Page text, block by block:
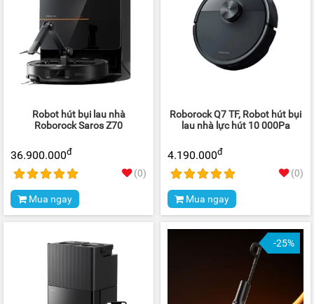
Robot hút bụi lau nhà
Roborock Saros Z70
36.900.000đ
(0)
Mua ngay
Roborock Q7 TF, Robot hút bụi
lau nhà lực hút 10 000Pa
4.190.000đ
(0)
Mua ngay
-25%